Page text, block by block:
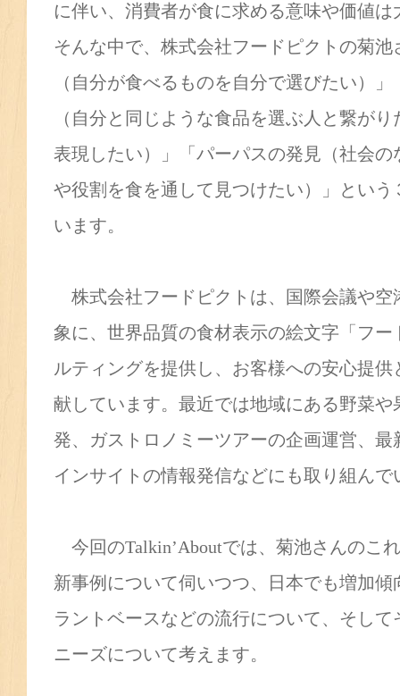
に伴い、消費者が食に求める意味や価値
そんな中で、株式会社フードピクトの菊
（自分が食べるものを自分で選びたい）
（自分と同じような食品を選ぶ人と繋が
表現したい）」「パーパスの発見（社会
や役割を食を通して見つけたい）」とい
います。
株式会社フードピクトは、国際会議や空
象に、世界品質の食材表示の絵文字「フ
ルティングを提供し、お客様への安心提
献しています。最近では地域にある野菜
発、ガストロノミーツアーの企画運営、
インサイトの情報発信などにも取り組んで
今回のTalkin’Aboutでは、菊池さんのこ
新事例について伺いつつ、日本でも増加
ラントベースなどの流行について、そし
ニーズについて考えます。